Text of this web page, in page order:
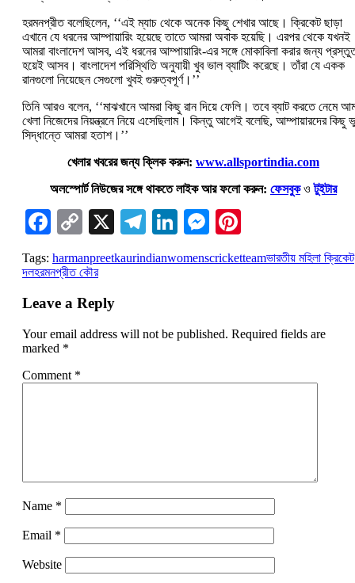
হরমনপ্রীত বলেছিলেন, ‘‘এই ম্যাচ থেকে অনেক কিছু শেখার আছে। ক্রিকেট ছাড়া
এখানে যে ধরনের আম্পায়ারিং হয়েছে তাতে আমরা অবাক হয়েছি। এরপর থেকে যখনই
আমরা বাংলাদেশ আসব, এই ধরনের আম্পায়ারিং-এর সঙ্গে মোকাবিলা করার জন্য
হয়েই আসব। বাংলাদেশ পরিস্থিতি অনুযায়ী খুব ভাল ব্যাটিং করেছে। তাঁরা যে একক
রানগুলো নিয়েছেন সেগুলো খুবই গুরুত্বপূর্ণ।’’
তিনি আরও বলেন, ‘‘মাঝখানে আমরা কিছু রান দিয়ে ফেলি। তবে ব্যাট করতে নেমে
খেলা নিজেদের নিয়ন্ত্রনে নিয়ে এসেছিলাম। কিন্তু আগেই বলেছি, আম্পায়ারদের কিছু
সিদ্ধান্তে আমরা হতাশ।’’
খেলার খবরের জন্য ক্লিক করুন: www.allsportindia.com
অলস্পোর্ট নিউজের সঙ্গে থাকতে লাইক আর ফলো করুন: ফেসবুকওটুইটার
Facebook
Copy
Link
X Telegram
LinkedIn
Messenger
Tags: harmanpreetkaurindianwomenscricketteamভারতীয় মহিলা ক্রিকেট
দলহরমনপ্রীত কৌর
Leave a Reply
Your email address will not be published. Required fields are
marked *
Comment *
Name *
Email *
Website